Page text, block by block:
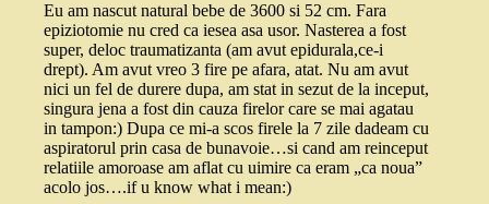
Eu am nascut natural bebe de 3600 si 52 cm. Fara
epiziotomie nu cred ca iesea asa usor. Nasterea a fost
super, deloc traumatizanta (am avut epidurala,ce-i
drept). Am avut vreo 3 fire pe afara, atat. Nu am avut
nici un fel de durere dupa, am stat in sezut de la inceput,
singura jena a fost din cauza firelor care se mai agatau
in tampon:) Dupa ce mi-a scos firele la 7 zile dadeam cu
aspiratorul prin casa de bunavoie…si cand am reinceput
relatiile amoroase am aflat cu uimire ca eram „ca noua”
acolo jos….if u know what i mean:)